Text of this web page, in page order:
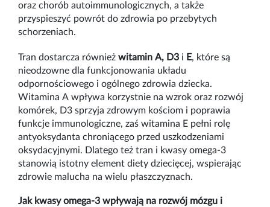
oraz chorób autoimmunologicznych, a także
przyspieszyć powrót do zdrowia po przebytych
schorzeniach.
Tran dostarcza również witamin A, D3 i E, które są
nieodzowne dla funkcjonowania układu
odpornościowego i ogólnego zdrowia dziecka.
Witamina A wpływa korzystnie na wzrok oraz rozwój
komórek, D3 sprzyja zdrowym kościom i poprawia
funkcje immunologiczne, zaś witamina E pełni rolę
antyoksydanta chroniącego przed uszkodzeniami
oksydacyjnymi. Dlatego też tran i kwasy omega-3
stanowią istotny element diety dziecięcej, wspierając
zdrowie malucha na wielu płaszczyznach.
Jak kwasy omega-3 wpływają na rozwój mózgu i